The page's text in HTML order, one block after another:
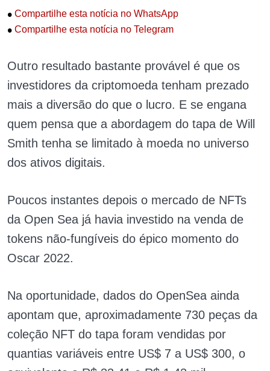
• Compartilhe esta notícia no WhatsApp
• Compartilhe esta notícia no Telegram
Outro resultado bastante provável é que os
investidores da criptomoeda tenham prezado
mais a diversão do que o lucro. E se engana
quem pensa que a abordagem do tapa de Will
Smith tenha se limitado à moeda no universo
dos ativos digitais.
Poucos instantes depois o mercado de NFTs
da Open Sea já havia investido na venda de
tokens não-fungíveis do épico momento do
Oscar 2022.
Na oportunidade, dados do OpenSea ainda
apontam que, aproximadamente 730 peças da
coleção NFT do tapa foram vendidas por
quantias variáveis entre US$ 7 a US$ 300, o